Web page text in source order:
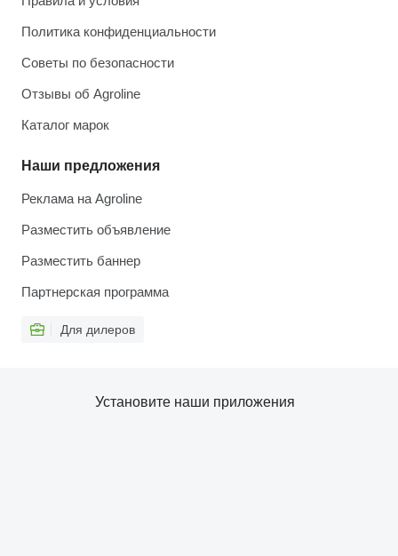
Политика конфиденциальности
Советы по безопасности
Отзывы об Agroline
Каталог марок
Наши предложения
Реклама на Agroline
Разместить объявление
Разместить баннер
Партнерская программа
Для дилеров
Установите наши приложения